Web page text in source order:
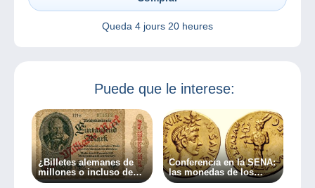
Queda 4 jours 20 heures
Puede que le interese:
¿Billetes alemanes de
millones o incluso de
miles de millones? ¡Una
Conferencia en la SENA:
las monedas de los
juegos seculares bajo el